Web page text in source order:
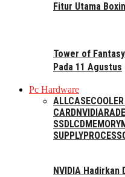
Fitur Utama
Tower of
Pada 11 Agustus
Pc Hardware
ALLCASE
CARDNVIDIA
SSDLCDMEMORY
SUPPLY
NVIDIA Hadirkan